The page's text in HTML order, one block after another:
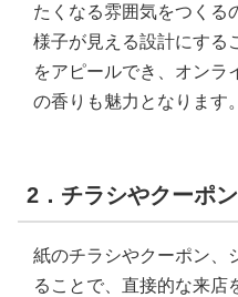
たくなる雰囲気をつくる
様子が見える設計にする
をアピールでき、オンラ
の香りも魅力となります。
2．チラシやクーポ
紙のチラシやクーポン、
ることで、直接的な来店